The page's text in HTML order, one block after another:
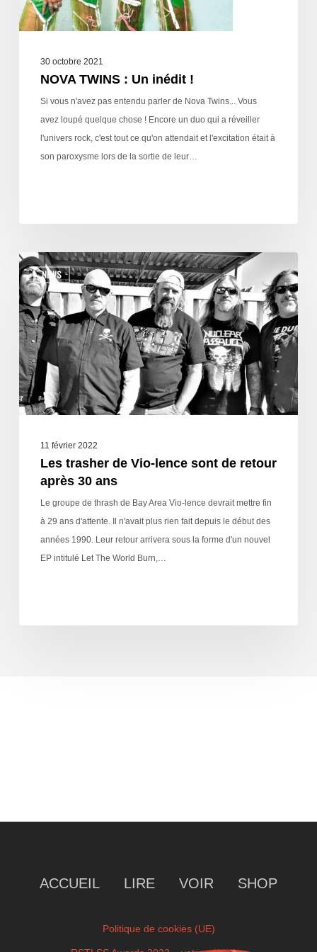
30 octobre 2021
NOVA TWINS : Un inédit !
Si vous n'avez pas entendu parler de Nova Twins... Vous
avez loupé quelque chose ! Encore un duo qui a réveiller
l'univers rock, c'est tout ce qu'on attendait et l'excitation était à
son paroxysme lors de la sortie de leur…
NEWS
11 février 2022
Les trasher de Vio-lence sont de retour
après 30 ans
Le groupe de thrash de Bay Area Vio-lence devrait mettre fin
à 29 ans d'attente. Il n'avait plus rien fait depuis le début des
années 1990. Leur retour arrivera sous la forme d'un nouvel
EP intitulé Let The World Burn,…
ACCUEIL LIRE VOIR SHOP
Politique de cookies (UE)